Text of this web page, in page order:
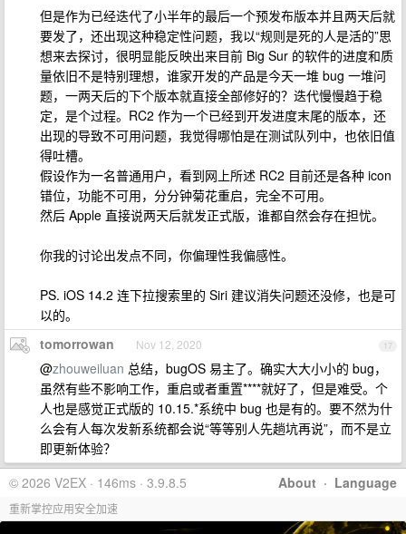
但是作为已经迭代了小半年的最后一个预发布版本并且两天后就
要发了，还出现这种稳定性问题，我以“规则是死的人是活的”思
想来去探讨，很明显能反映出来目前 Big Sur 的软件的进度和质
量依旧不是特别理想，谁家开发的产品是今天一堆 bug 一堆问
题，一两天后的下个版本就直接全部修好的？迭代慢慢趋于稳
定，是个过程。RC2 作为一个已经到开发进度末尾的版本，还
出现的导致不可用问题，我觉得哪怕是在测试队列中，也依旧值
得吐槽。
假设作为一名普通用户，看到网上所述 RC2 目前还是各种 icon
错位，功能不可用，分分钟菊花重启，完全不可用。
然后 Apple 直接说两天后就发正式版，谁都自然会存在担忧。
你我的讨论出发点不同，你偏理性我偏感性。
PS. iOS 14.2 连下拉搜索里的 Siri 建议消失问题还没修，也是可
以的。
17
tomorrowan Nov 12, 2020
@zhouweiluan 总结，bugOS 易主了。确实大大小小的 bug，
虽然有些不影响工作，重启或者重置****就好了，但是难受。个
人也是感觉正式版的 10.15.*系统中 bug 也是有的。要不然为什
么会有人每次发新系统都会说“等等别人先趟坑再说”，而不是立
即更新体验？
About · Language
© 2026 V2EX · 146ms · 3.9.8.5
重新掌控应用安全加速